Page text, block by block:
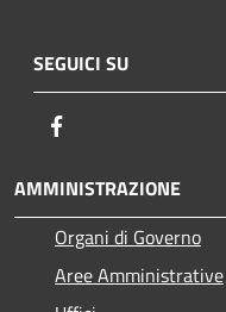
SEGUICI SU
AMMINISTRAZIONE
Organi di Governo
Aree Amministrative